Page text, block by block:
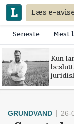
Læs e-
Seneste Mest
Kun
GRUNDVAND 26-